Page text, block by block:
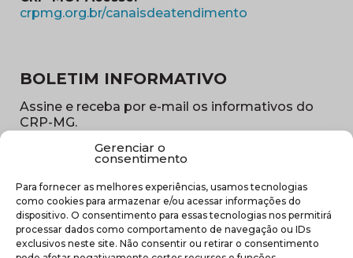
Gerenciar o
consentimento
Para fornecer as melhores experiências, usamos tecnologias
como cookies para armazenar e/ou acessar informações do
dispositivo. O consentimento para essas tecnologias nos permitirá
processar dados como comportamento de navegação ou IDs
exclusivos neste site. Não consentir ou retirar o consentimento
crpmg.org.br/canaisdeatendimento
BOLETIM INFORMATIVO
Assine e receba por e-mail os informativos do
CRP-MG.
E-
mail
(obrigatório)
Sub
região